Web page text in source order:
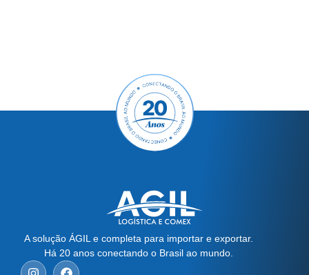
A solução ÁGIL e completa para importar e exportar.
Há 20 anos conectando o Brasil ao mundo.